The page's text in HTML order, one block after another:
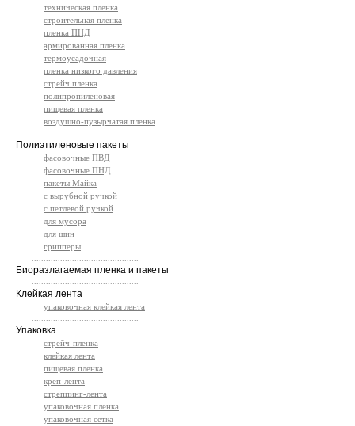
техническая пленка
строительная пленка
пленка ПНД
армированная пленка
термоусадочная
пленка низкого давления
стрейч пленка
полипропиленовая
пищевая пленка
воздушно-пузырчатая пленка
Полиэтиленовые пакеты
фасовочные ПВД
фасовочные ПНД
пакеты Майка
с вырубной ручкой
с петлевой ручкой
для мусора
для шин
грипперы
Биоразлагаемая пленка и пакеты
Клейкая лента
упаковочная клейкая лента
Упаковка
стрейч-пленка
клейкая лента
пищевая пленка
креп-лента
стреппинг-лента
упаковочная пленка
упаковочная сетка